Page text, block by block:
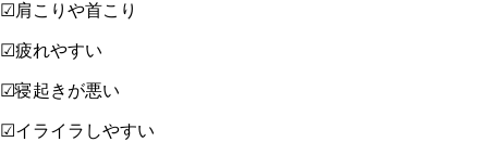
☑肩こりや首こり
☑疲れやすい
☑寝起きが悪い
☑イライラしやすい